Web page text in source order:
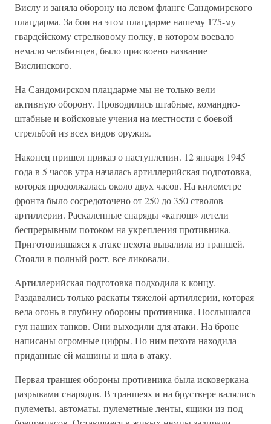
Вислу и заняла оборону на левом фланге Сандомирского
плацдарма. За бои на этом плацдарме нашему 175-му
гвардейскому стрелковому полку, в котором воевало
немало челябинцев, было присвоено название
Вислинского.
На Сандомирском плацдарме мы не только вели
активную оборону. Проводились штабные, командно-
штабные и войсковые учения на местности с боевой
стрельбой из всех видов оружия.
Наконец пришел приказ о наступлении. 12 января 1945
года в 5 часов утра началась артиллерийская подготовка,
которая продолжалась около двух часов. На километре
фронта было сосредоточено от 250 до 350 стволов
артиллерии. Раскаленные снаряды «катюш» летели
беспрерывным потоком на укрепления противника.
Приготовившаяся к атаке пехота вывалила из траншей.
Стояли в полный рост, все ликовали.
Артиллерийская подготовка подходила к концу.
Раздавались только раскаты тяжелой артиллерии, которая
вела огонь в глубину обороны противника. Послышался
гул наших танков. Они выходили для атаки. На броне
написаны огромные цифры. По ним пехота находила
приданные ей машины и шла в атаку.
Первая траншея обороны противника была исковеркана
разрывами снарядов. В траншеях и на бруствере валялись
пулеметы, автоматы, пулеметные ленты, ящики из-под